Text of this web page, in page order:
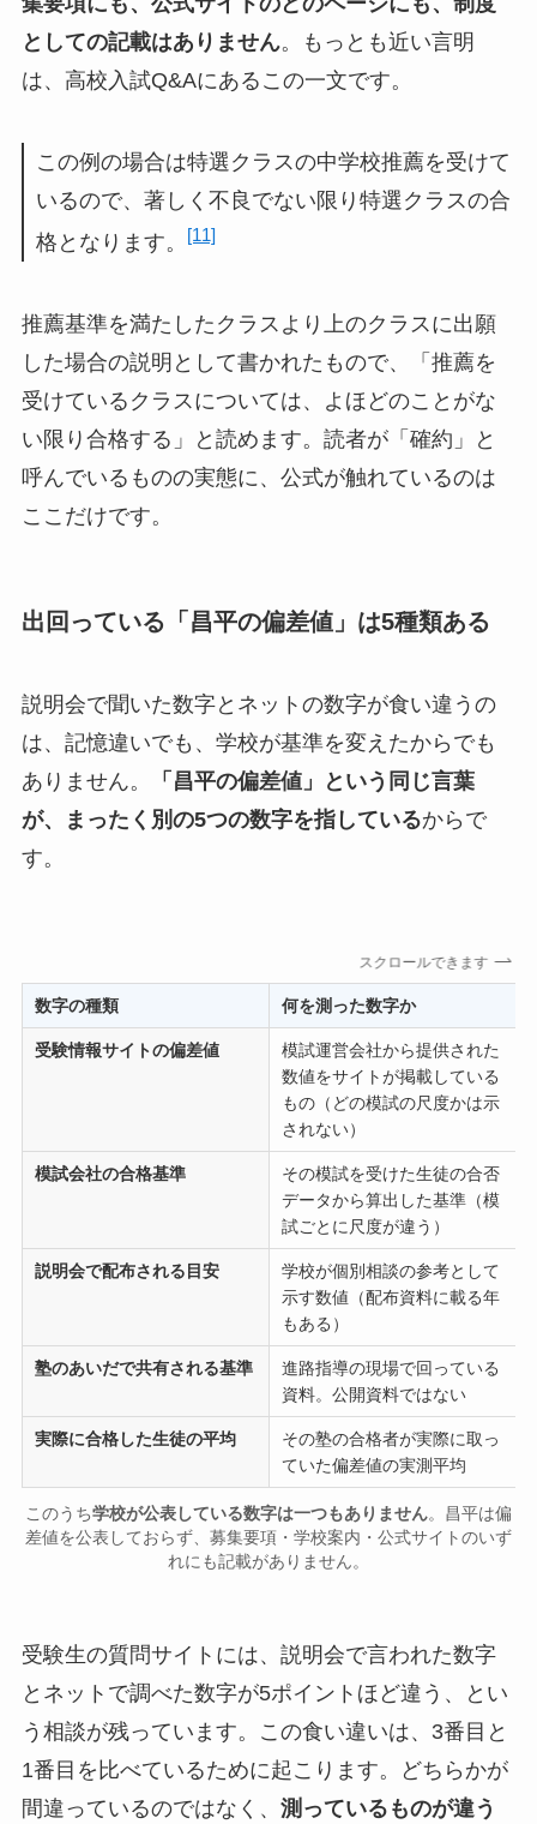
としての記載はありません。もっとも近い言明
は、高校入試Q&Aにあるこの一文です。
この例の場合は特選クラスの中学校推薦を受けて
いるので、著しく不良でない限り特選クラスの合
格となります。
[11]
推薦基準を満たしたクラスより上のクラスに出願
した場合の説明として書かれたもので、「推薦を
受けているクラスについては、よほどのことがな
い限り合格する」と読めます。読者が「確約」と
呼んでいるものの実態に、公式が触れているのは
ここだけです。
出回っている「昌平の偏差値」は5種類ある
説明会で聞いた数字とネットの数字が食い違うの
は、記憶違いでも、学校が基準を変えたからでも
ありません。
「昌平の偏差値」という同じ言葉
が、まったく別の5つの数字を指しているからで
す。
スクロールできます
数字の種類 何を測った数字か
受験情報サイトの偏差値
模試運営会社から提供された
数値をサイトが掲載している
もの（どの模試の尺度かは示
されない）
模試会社の合格基準
その模試を受けた生徒の合否
データから算出した基準（模
試ごとに尺度が違う）
説明会で配布される目安
学校が個別相談の参考として
示す数値（配布資料に載る年
もある）
塾のあいだで共有される基準
進路指導の現場で回っている
資料。公開資料ではない
実際に合格した生徒の平均
その塾の合格者が実際に取っ
ていた偏差値の実測平均
このうち学校が公表している数字は一つもありません。昌平は偏
差値を公表しておらず、募集要項・学校案内・公式サイトのいず
れにも記載がありません。
受験生の質問サイトには、説明会で言われた数字
とネットで調べた数字が5ポイントほど違う、とい
う相談が残っています。この食い違いは、3番目と
1番目を比べているために起こります。どちらかが
間違っているのではなく、 測っているものが違う